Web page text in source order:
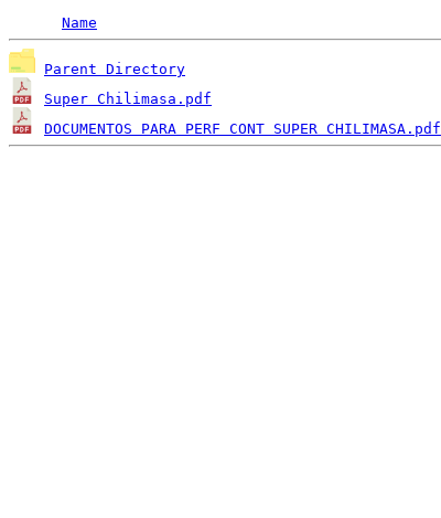
Name
Parent Directory
Super Chilimasa.pdf
DOCUMENTOS PARA PERF CONT SUPER CHILIMASA.pdf